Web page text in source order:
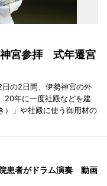
神宮参拝 式年遷宮
の2日間、伊勢神宮の外
20年に一度社殿などを建
）」や社殿に使う御用材の
患者がドラム演奏 動画